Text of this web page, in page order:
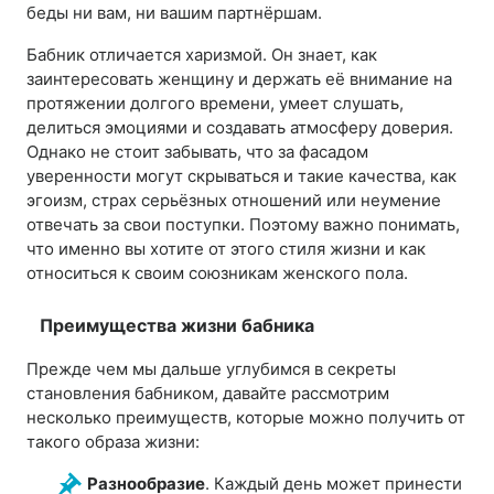
беды ни вам, ни вашим партнёршам.
Бабник отличается харизмой. Он знает, как
заинтересовать женщину и держать её внимание на
протяжении долгого времени, умеет слушать,
делиться эмоциями и создавать атмосферу доверия.
Однако не стоит забывать, что за фасадом
уверенности могут скрываться и такие качества, как
эгоизм, страх серьёзных отношений или неумение
отвечать за свои поступки. Поэтому важно понимать,
что именно вы хотите от этого стиля жизни и как
относиться к своим союзникам женского пола.
Преимущества жизни бабника
Прежде чем мы дальше углубимся в секреты
становления бабником, давайте рассмотрим
несколько преимуществ, которые можно получить от
такого образа жизни:
Разнообразие. Каждый день может принести